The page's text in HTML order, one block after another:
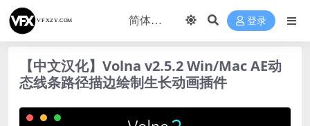
登录
【中文汉化】Volna v2.5.2 Win/Mac AE动
态线条路径描边绘制生长动画插件